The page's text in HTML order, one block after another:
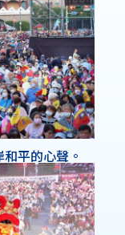
平的心聲。